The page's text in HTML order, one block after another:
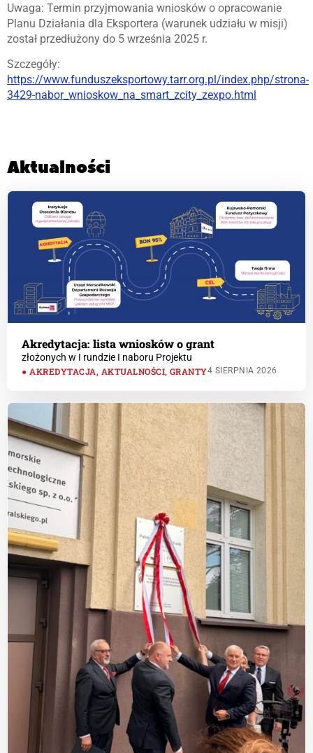
Uwaga: Termin przyjmowania wniosków o opracowanie
Planu Działania dla Eksportera (warunek udziału w misji)
został przedłużony do 5 września 2025 r.
Szczegóły:
https://www.funduszeksportowy.tarr.org.pl/index.php/strona-
3429-nabor_wnioskow_na_smart_zcity_zexpo.html
Aktualności
Akredytacja: lista wniosków o grant
złożonych w I rundzie I naboru Projektu
AKREDYTACJA, AKTUALNOŚCI, GRANTY4 SIERPNIA 2026